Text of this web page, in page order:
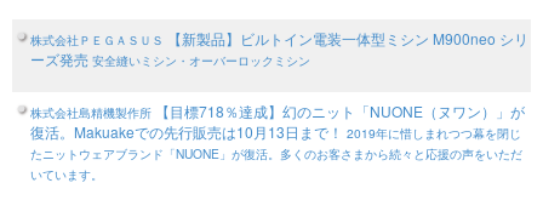
株式会社ＰＥＧＡＳＵＳ
【新製品】ビルトイン電装一体型ミシン M900neo シリ
ーズ発売 安全縫いミシン・オーバーロックミシン
株式会社島精機製作所 【目標718％達成】幻のニット「NUONE（ヌワン）」が
復活。Makuakeでの先行販売は10月13日まで！ 2019年に惜しまれつつ幕を閉じ
たニットウェアブランド「NUONE」が復活。多くのお客さまから続々と応援の声をいただ
いています。